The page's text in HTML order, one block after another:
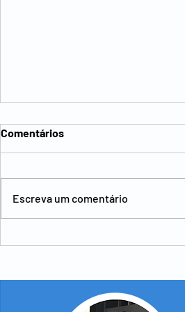
Comentários
Escreva um comentário